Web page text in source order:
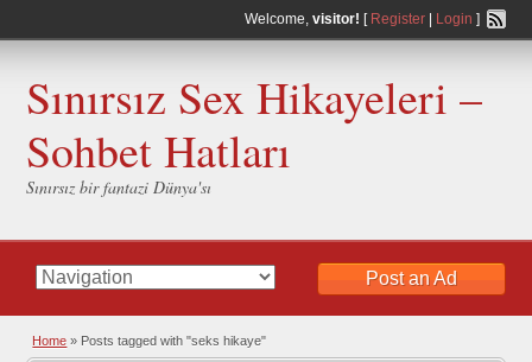
Welcome, visitor! [ Register| Login ]
Sınırsız Sex Hikayeleri –
Sohbet Hatları
Sınırsız bir fantazi Dünya'sı
Post an Ad
Home » Posts tagged with "seks hikaye"